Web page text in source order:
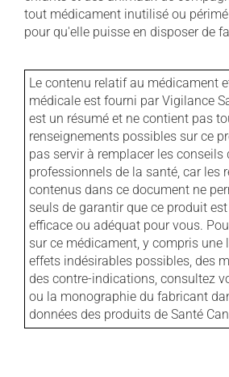
tout médicament inutilisé ou
pour qu'elle puisse en disposer de
Le contenu relatif au médicament
médicale est fourni par Vigilance
est un résumé et ne contient pas
renseignements possibles sur ce
pas servir à remplacer les conseils
professionnels de la santé, car les
contenus dans ce document ne
seuls de garantir que ce produit
efficace ou adéquat pour vous.
sur ce médicament, y compris une
effets indésirables possibles, des
des contre-indications, consultez
ou la monographie du fabricant
données des produits de Santé